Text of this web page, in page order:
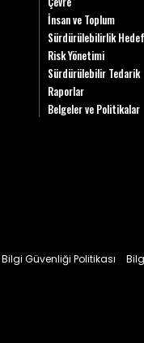
İnsan ve Toplum
Sürdürülebilirlik
Risk Yönetimi
Sürdürülebilir Tedarik
Raporlar
Belgeler ve Politikalar
Bilgi Güvenliği Politikası